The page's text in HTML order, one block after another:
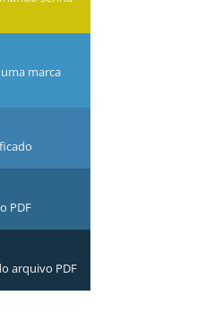
marca
PDF
arquivo PDF